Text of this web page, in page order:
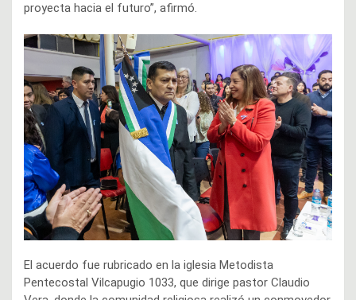
proyecta hacia el futuro”, afirmó.
El acuerdo fue rubricado en la iglesia Metodista
Pentecostal Vilcapugio 1033, que dirige pastor Claudio